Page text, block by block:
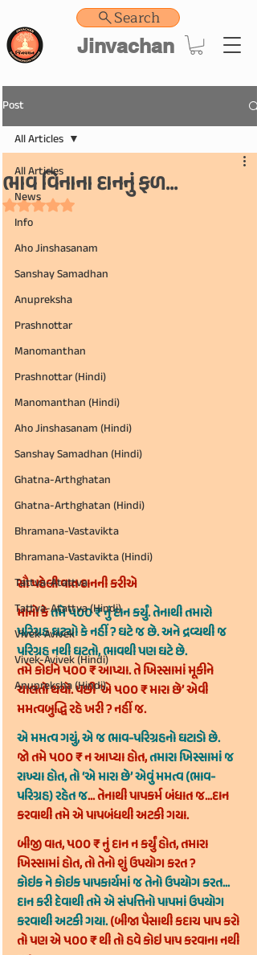
Jinvachan
Search
Post
All Articles
News
Info
Aho Jinshasanam
Sanshay Samadhan
Anupreksha
Prashnottar
Manomanthan
Prashnottar (Hindi)
Manomanthan (Hindi)
Aho Jinshasanam (Hindi)
Sanshay Samadhan (Hindi)
Ghatna-Arthghatan
Ghatna-Arthghatan (Hindi)
Bhramana-Vastavikta
Bhramana-Vastavikta (Hindi)
Tattva-Atattva
Tattva-Atattva (Hindi)
Vivek-Avivek
Vivek-Avivek (Hindi)
Anupreksha (Hindi)
All Articles
ભાવ વિનાના દાનનું ફળ...
Rated NaN out of 5 stars.
સૌ પહેલી વાત દાનની કરીએ
માનો કેતમે ૫૦૦ ₹ નું દાન કર્યું. તેનાથી તમારો
પરિગ્રહ ઘટ્યો કે નહીં ? ઘટે જ છે. અને દ્રવ્યથી જ
પરિગ્રહ નથી ઘટતો, ભાવથી પણ ઘટે છે.
તમે કોઇને ૫૦૦ ₹ આપ્યા. તે ખિસ્સામાં મૂકીને
ચાલતો થયો. પછી ‘એ ૫૦૦ ₹ મારા છે’ એવી
મમત્વબુદ્ધિ રહે ખરી ? નહીં જ.
એ મમત્વ ગયું, એ જ ભાવ-પરિગ્રહનો ઘટાડો છે.
જો તમે ૫૦૦ ₹ ન આપ્યા હોત,તમારા ખિસ્સામાં જ
રાખ્યા હોત, તો ‘એ મારા છે’ એવું મમત્વ (ભાવ-
પરિગ્રહ) રહેત જ... તેનાથી પાપકર્મ બંધાત જ...દાન
કરવાથી તમે એ પાપબંધથી અટકી ગયા.
બીજી વાત, ૫૦૦ ₹ નું દાન ન કર્યું હોત, તમારા
ખિસ્સામાં હોત, તો તેનો શું ઉપયોગ કરત ?
કોઇક ને કોઇક પાપકાર્યમાં જ તેનો ઉપયોગ કરત...
દાન કરી દેવાથી તમે એ સંપત્તિનો પાપમાં ઉપયોગ
કરવાથી અટકી ગયા. (બીજા પૈસાથી કદાચ પાપ કરો
તો પણ એ ૫૦૦ ₹ થી તો હવે કોઇ પાપ કરવાના નથી